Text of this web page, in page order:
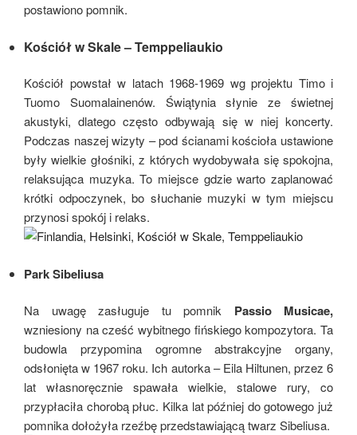
postawiono pomnik.
Kościół w Skale – Temppeliaukio
Kościół powstał w latach 1968-1969 wg projektu Timo i
Tuomo Suomalainenów. Świątynia słynie ze świetnej
akustyki, dlatego często odbywają się w niej koncerty.
Podczas naszej wizyty – pod ścianami kościoła ustawione
były wielkie głośniki, z których wydobywała się spokojna,
relaksująca muzyka. To miejsce gdzie warto zaplanować
krótki odpoczynek, bo słuchanie muzyki w tym miejscu
przynosi spokój i relaks.
Park Sibeliusa
Na uwagę zasługuje tu pomnik Passio Musicae,
wzniesiony na cześć wybitnego fińskiego kompozytora. Ta
budowla przypomina ogromne abstrakcyjne organy,
odsłonięta w 1967 roku. Ich autorka – Eila Hiltunen, przez 6
lat własnoręcznie spawała wielkie, stalowe rury, co
przypłaciła chorobą płuc. Kilka lat później do gotowego już
pomnika dołożyła rzeźbę przedstawiającą twarz Sibeliusa.